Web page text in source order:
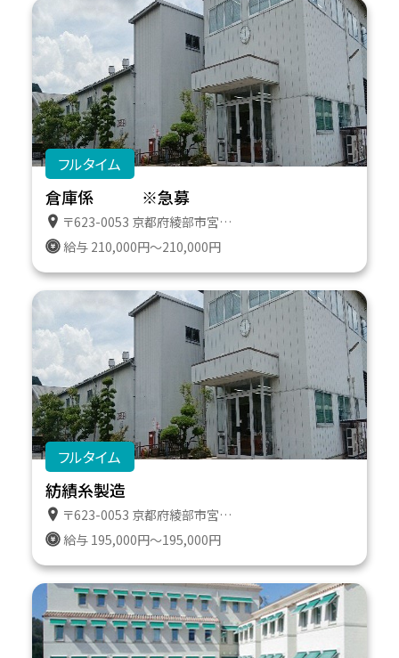
フルタイム
倉庫係 ※急募
〒623-0053 京都府綾部市宮代町宮ノ下２１
給与 210,000円～210,000円
フルタイム
紡績糸製造
〒623-0053 京都府綾部市宮代町宮ノ下２１
給与 195,000円～195,000円